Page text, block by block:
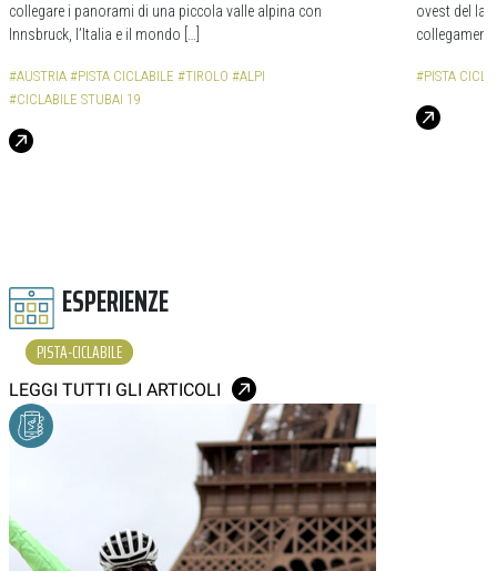
collegare i panorami di una piccola valle alpina con
Innsbruck, l’Italia e il mondo […]
#AUSTRIA #PISTA CICLABILE #TIROLO #ALPI
#CICLABILE STUBAI 19
ovest del
#PISTA
ESPERIENZE
PISTA-CICLABILE
LEGGI TUTTI GLI ARTICOLI